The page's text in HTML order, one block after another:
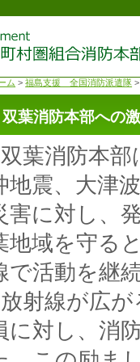
ム >福島支援 全国消防派遣隊
双葉消防本部への
双葉消防本部
地震、大津
害に対し、
地域を守る
で活動を継
放射線が広
に対し、消